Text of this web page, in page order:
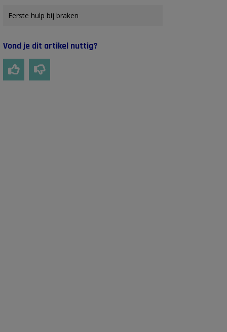
Eerste hulp bij braken
Vond je dit artikel nuttig?